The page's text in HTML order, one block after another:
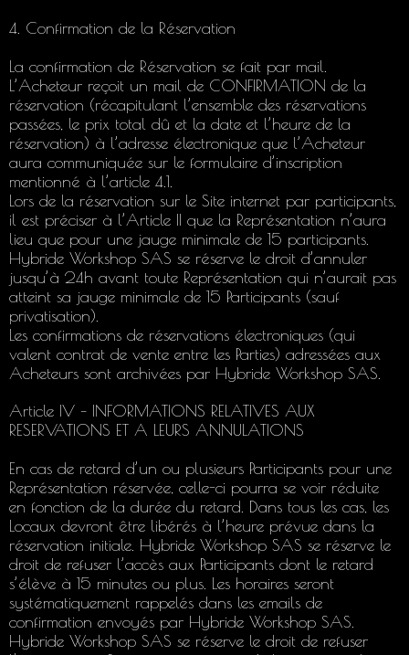
4. Confirmation de la Réservation
La confirmation de Réservation se fait par mail.
L’Acheteur reçoit un mail de CONFIRMATION de la
réservation (récapitulant l’ensemble des réservations
passées, le prix total dû et la date et l’heure de la
réservation) à l’adresse électronique que l’Acheteur
aura communiquée sur le formulaire d’inscription
mentionné à l’article 4.1.
Lors de la réservation sur le Site internet par participants,
il est préciser à l’Article II que la Représentation n’aura
lieu que pour une jauge minimale de 15 participants.
Hybride Workshop SAS se réserve le droit d’annuler
jusqu’à 24h avant toute Représentation qui n’aurait pas
atteint sa jauge minimale de 15 Participants (sauf
privatisation).
Les confirmations de réservations électroniques (qui
valent contrat de vente entre les Parties) adressées aux
Acheteurs sont archivées par Hybride Workshop SAS.
Article IV – INFORMATIONS RELATIVES AUX
RESERVATIONS ET A LEURS ANNULATIONS
En cas de retard d’un ou plusieurs Participants pour une
Représentation réservée, celle-ci pourra se voir réduite
en fonction de la durée du retard. Dans tous les cas, les
Locaux devront être libérés à l’heure prévue dans la
réservation initiale. Hybride Workshop SAS se réserve le
droit de refuser l’accès aux Participants dont le retard
s’élève à 15 minutes ou plus. Les horaires seront
systématiquement rappelés dans les emails de
confirmation envoyés par Hybride Workshop SAS.
Hybride Workshop SAS se réserve le droit de refuser